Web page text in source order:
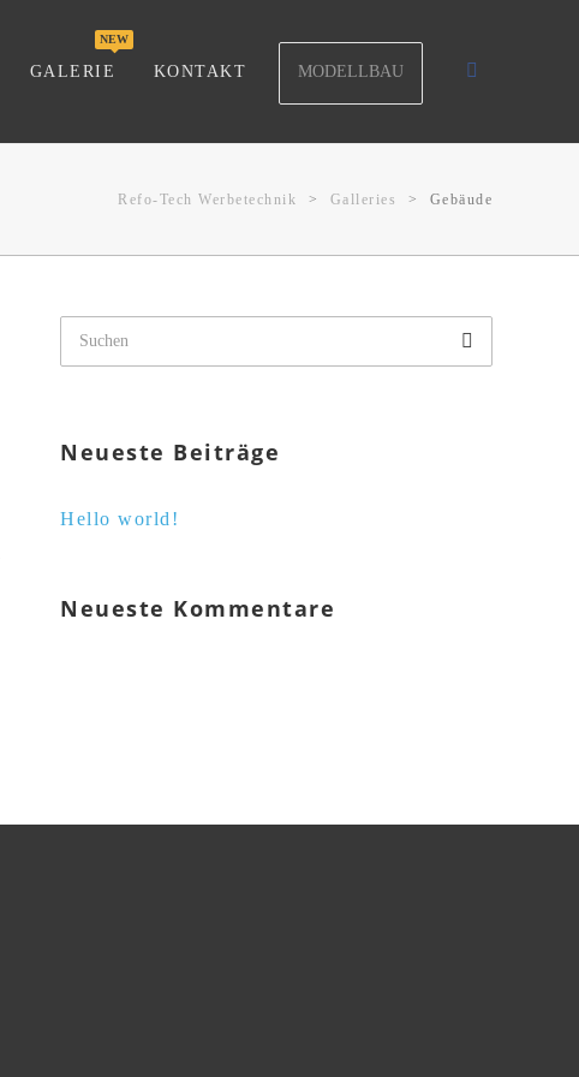
GALERIE KONTAKT MODELLBAU
Refo-Tech Werbetechnik > Galleries > Gebäude
Neueste Beiträge
Hello world!
Neueste Kommentare